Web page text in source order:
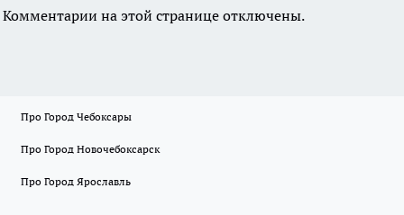
Комментарии на этой странице отключены.
Про Город Чебоксары
Про Город Новочебоксарск
Про Город Ярославль